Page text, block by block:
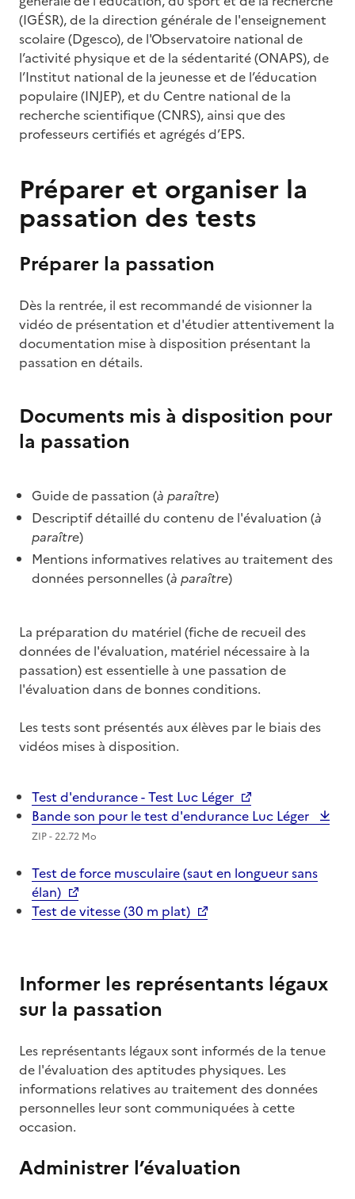
(IGÉSR), de la direction générale de l'enseignement
scolaire (Dgesco), de l'Observatoire national de
l’activité physique et de la sédentarité (ONAPS), de
l’Institut national de la jeunesse et de l’éducation
populaire (INJEP), et du Centre national de la
recherche scientifique (CNRS), ainsi que des
professeurs certifiés et agrégés d’EPS.
Préparer et organiser la
passation des tests
Préparer la passation
Dès la rentrée, il est recommandé de visionner la
vidéo de présentation et d'étudier attentivement la
documentation mise à disposition présentant la
passation en détails.
Documents mis à disposition pour
la passation
Guide de passation (à paraître)
Descriptif détaillé du contenu de l'évaluation (à
paraître)
Mentions informatives relatives au traitement des
données personnelles (à paraître)
La préparation du matériel (fiche de recueil des
données de l'évaluation, matériel nécessaire à la
passation) est essentielle à une passation de
l'évaluation dans de bonnes conditions.
Les tests sont présentés aux élèves par le biais des
vidéos mises à disposition.
Test d'endurance - Test Luc Léger
Bande son pour le test d'endurance Luc Léger
ZIP - 22.72 Mo
Test de force musculaire (saut en longueur sans
élan)
Test de vitesse (30 m plat)
Informer les représentants légaux
sur la passation
Les représentants légaux sont informés de la tenue
de l'évaluation des aptitudes physiques. Les
informations relatives au traitement des données
personnelles leur sont communiquées à cette
occasion.
Administrer l’évaluation